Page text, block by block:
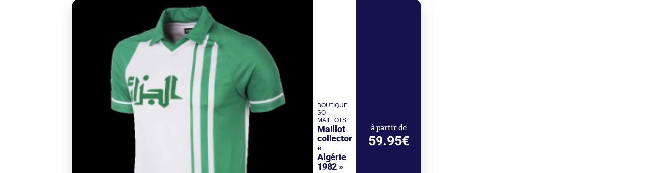
BOUTIQUE
SO -
MAILLOTS
Maillot
collector
«
Algérie
1982 »
à partir de
59.95€